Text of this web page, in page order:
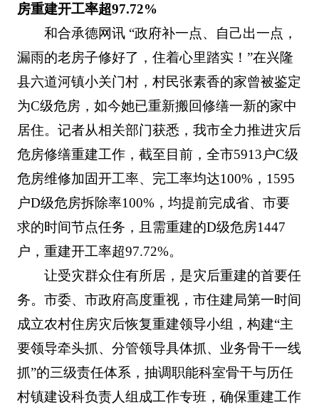
房重建开工率超97.72%
和合承德网讯 “政府补一点、自己出一点，
漏雨的老房子修好了，住着心里踏实！”在兴隆
县六道河镇小关门村，村民张素香的家曾被鉴定
为C级危房，如今她已重新搬回修缮一新的家中
居住。记者从相关部门获悉，我市全力推进灾后
危房修缮重建工作，截至目前，全市5913户C级
危房维修加固开工率、完工率均达100%，1595
户D级危房拆除率100%，均提前完成省、市要
求的时间节点任务，且需重建的D级危房1447
户，重建开工率超97.72%。
让受灾群众住有所居，是灾后重建的首要任
务。市委、市政府高度重视，市住建局第一时间
成立农村住房灾后恢复重建领导小组，构建“主
要领导牵头抓、分管领导具体抓、业务骨干一线
抓”的三级责任体系，抽调职能科室骨干与历任
村镇建设科负责人组成工作专班，确保重建工作